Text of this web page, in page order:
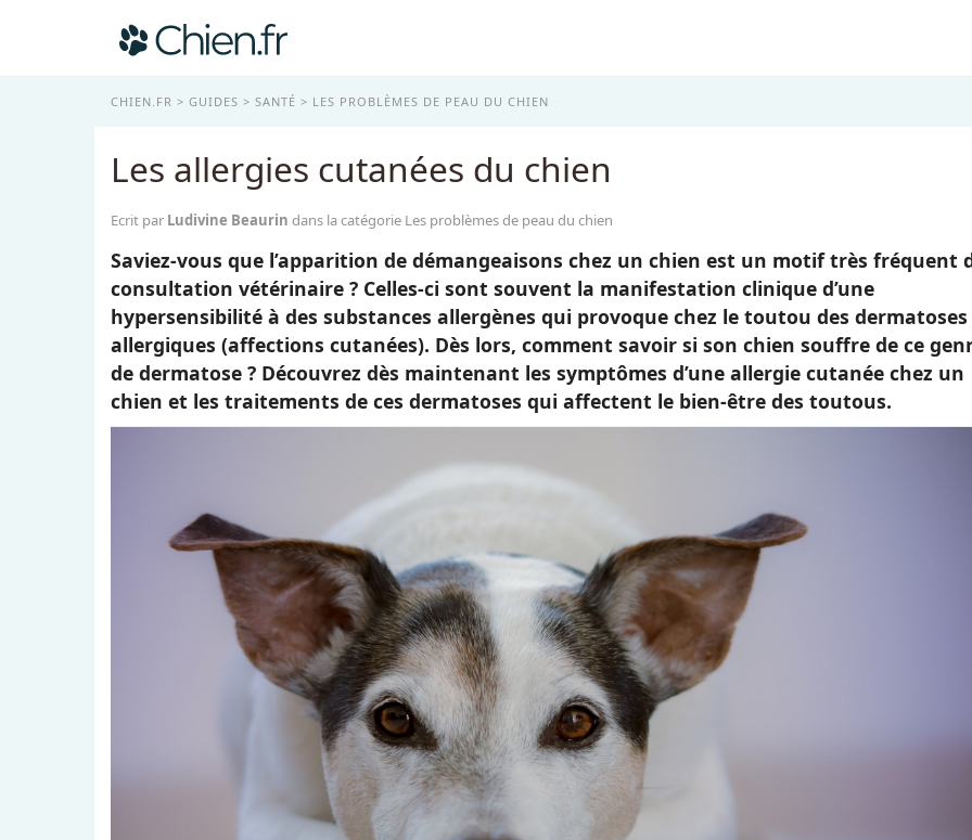
CHIEN.FR GUIDES SANTÉ LES PROBLÈMES DE PEAU DU CHIEN
Les allergies cutanées du chien
Ecrit par Ludivine Beaurin dans la catégorie Les problèmes de peau du chien
Saviez-vous que l’apparition de démangeaisons chez un chien est un motif très fréquent
consultation vétérinaire ? Celles-ci sont souvent la manifestation clinique d’une
hypersensibilité à des substances allergènes qui provoque chez le toutou des dermatoses
allergiques (affections cutanées). Dès lors, comment savoir si son chien souffre de ce
de dermatose ? Découvrez dès maintenant les symptômes d’une allergie cutanée chez un
chien et les traitements de ces dermatoses qui affectent le bien-être des toutous.